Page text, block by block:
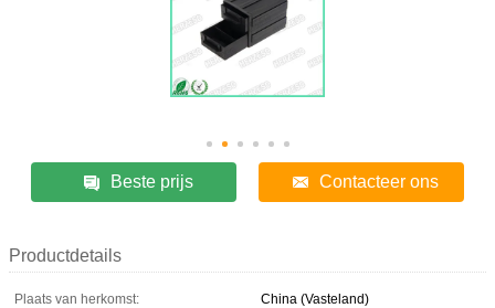
Beste prijs Contacteer ons
Productdetails
Plaats van herkomst:
China (Vasteland)